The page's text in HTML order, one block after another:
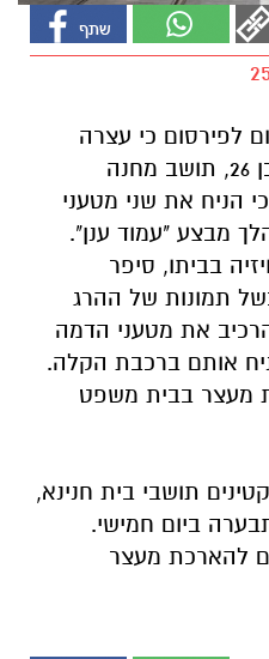
לפירסום כי עצרה
בשבוע שעבר גבר ערבי, בן 26, תושב מחנה
הניח את שני מטעני
מבצע "עמוד ענן".
בביתו, סיפר
תמונות של ההרג
את מטעני הדמה
אותם ברכבת הקלה.
מעצר בבית משפט
תושבי בית חנינא,
ביום חמישי.
להארכת מעצר